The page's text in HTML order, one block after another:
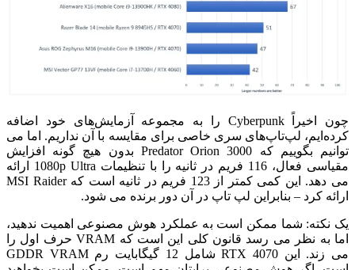
چون اخیراً Cyberpunk را به مجموعه آزمایش‌های خود اضافه
کرده‌ایم، لپ‌تاپ‌های سری خاصی برای مقایسه با آن نداریم. اما می
توانیم بگوییم که Predator Orion 3000 بدون هیچ گونه افزایش
مقیاسی فعال، 116 فریم در ثانیه را با تنظیمات 1080p Ultra ارائه
می دهد. این کمی کمتر از 123 فریم در ثانیه است که MSI Raider
ارائه کرد – بنابراین لپ تاپ در آن دور برنده می شود.
یک نکته: شما ممکن است به عملکرد هوش مصنوعی اهمیت ندهید،
اما به نظر می رسد قانون کلی این است که VRAM حرف اول را
می زند. این RTX 4070 شامل 12 گیگابایت رم GDDR VRAM